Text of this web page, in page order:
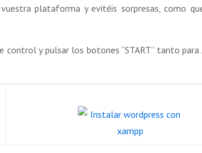
plataforma y evitéis sorpresas, como
y pulsar los botones “START” tanto para